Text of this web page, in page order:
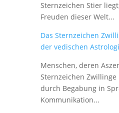
Sternzeichen Stier
Freuden dieser Welt...
Das Sternzeichen
der vedischen
Menschen, deren
Sternzeichen Zwillinge
durch Begabung in
Kommunikation...